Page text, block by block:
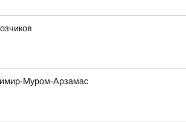
Муром-Арзамас